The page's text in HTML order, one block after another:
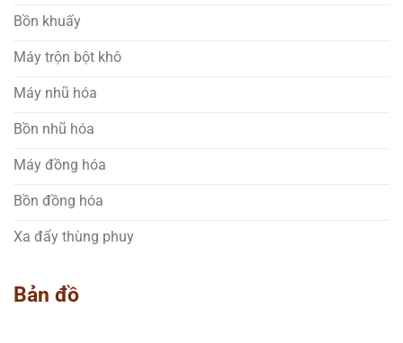
Bồn khuấy
Máy trộn bột khô
Máy nhũ hóa
Bồn nhũ hóa
Máy đồng hóa
Bồn đồng hóa
Xa đẩy thùng phuy
Bản đồ